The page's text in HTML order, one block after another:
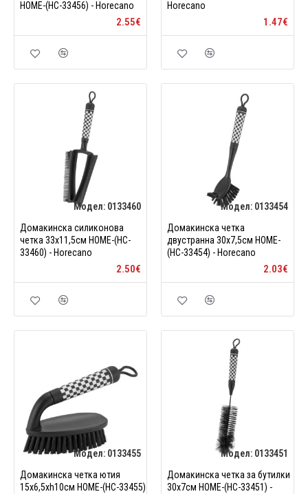
HOME-(HC-33456) - Horecano
2.55€
Horecano
1.47€
Модел: 0133460
Домакинска силиконова
четка 33x11,5см HOME-(HC-
33460) - Horecano
2.50€
Модел: 0133454
Домакинска четка
двустранна 30x7,5см HOME-
(HC-33454) - Horecano
2.03€
Модел: 0133455
Домакинска четка ютия
15x6,5xh10см HOME-(HC-33455)
Модел: 0133451
Домакинска четка за бутилки
30x7см HOME-(HC-33451) -